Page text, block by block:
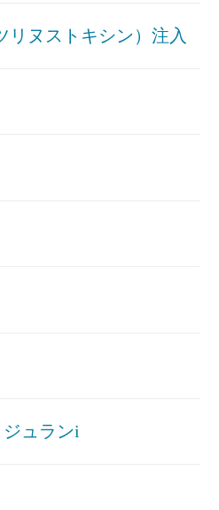
リヌストキシン）注入
ュランi